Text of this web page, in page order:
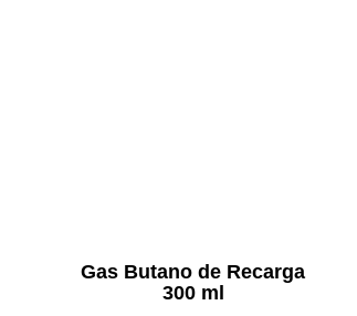
Gas Butano de Recarga
300 ml